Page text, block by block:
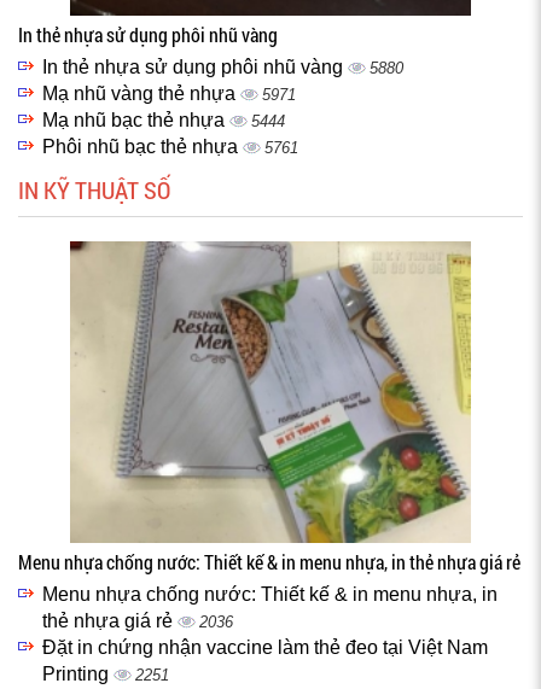
In thẻ nhựa sử dụng phôi nhũ vàng
In thẻ nhựa sử dụng phôi nhũ vàng 5880
Mạ nhũ vàng thẻ nhựa 5971
Mạ nhũ bạc thẻ nhựa 5444
Phôi nhũ bạc thẻ nhựa 5761
IN KỸ THUẬT SỐ
Menu nhựa chống nước: Thiết kế & in menu nhựa, in thẻ nhựa giá rẻ
Menu nhựa chống nước: Thiết kế & in menu nhựa, in
thẻ nhựa giá rẻ
2036
Đặt in chứng nhận vaccine làm thẻ đeo tại Việt Nam
Printing
2251